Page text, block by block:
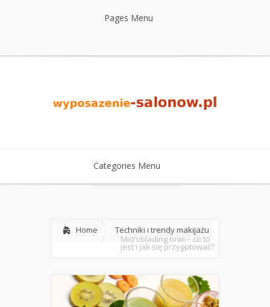
Pages Menu
Categories Menu
Home
Techniki i trendy makijażu
Microblading brwi – co to
jest i jak się przygotować?